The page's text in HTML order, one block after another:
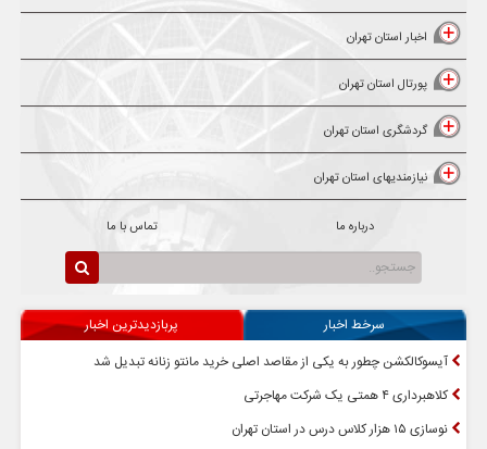
اخبار استان تهران
پورتال استان تهران
گردشگری استان تهران
نیازمندیهای استان تهران
درباره ما تماس با ما
سرخط اخبار
پربازدیدترین اخبار
آیسوکالکشن چطور به یکی از مقاصد اصلی خرید مانتو زنانه تبدیل شد
کلاهبرداری ۴ همتی یک شرکت مهاجرتی
نوسازی ۱۵ هزار کلاس درس در استان تهران